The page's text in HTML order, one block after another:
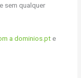
sem qualquer
a dominios.pt e